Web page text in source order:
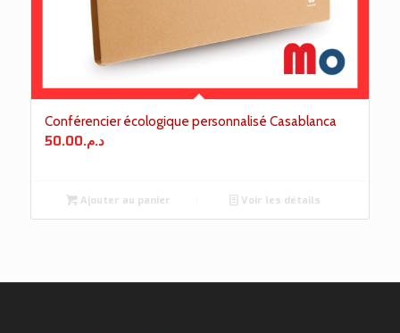
Conférencier écologique personnalisé Casablanca
د.م.50.00
Ajouter au panier Voir les détails